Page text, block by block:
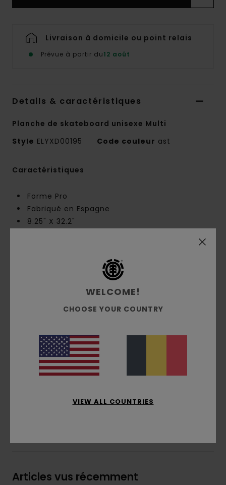
Livraison à domicile ou point relais
Prévue à partir du12 août
Details & caractéristiques
Planche de skateboard unisexe Multi
Style ELYXD00195 Code couleur ast
Caractéristiques
Forme Pro
Fabriqué en Espagne
8.25" X 32.2"
14,25"
Élément CBN avec -43 % d’émissions de CO2
Film rétractable Biobase
Colle et vernis à base d'eau
En collaboration avec HLC
Usine partiellement alimentée par l’énergie
solaire
Politique de gestion des déchets de l'usine
Articles vus récemment
WELCOME!
CHOOSE YOUR COUNTRY
VIEW ALL COUNTRIES